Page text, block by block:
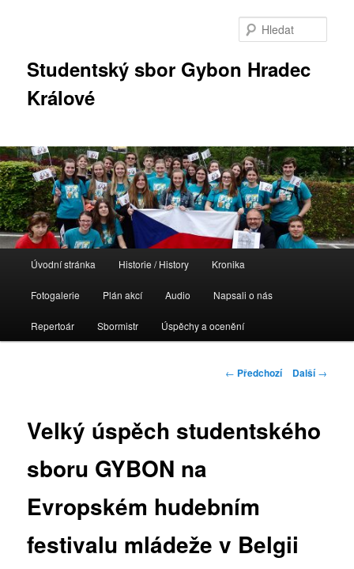
Studentský sbor Gybon Hradec
Králové
navigační
Úvodní stránka Historie / History Kronika
Fotogalerie Plán akcí Audio Napsali o nás
Repertoár Sbormistr Úspěchy a ocenění
Navigace
← Předchozí Další→
Velký úspěch studentského
sboru GYBON na
Evropském hudebním
festivalu mládeže v Belgii